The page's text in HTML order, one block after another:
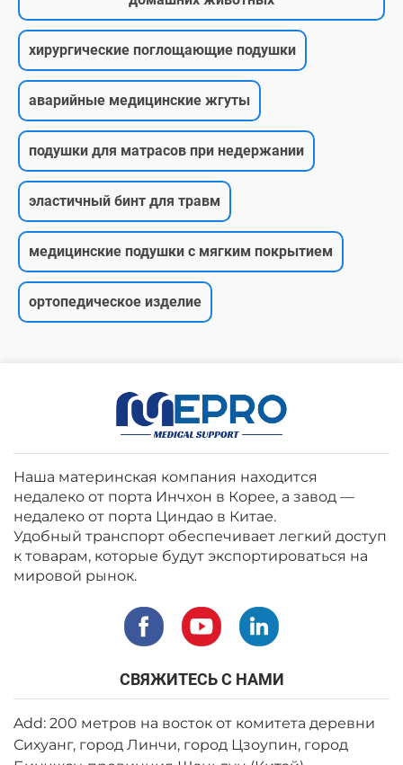
хирургические поглощающие подушки
аварийные медицинские жгуты
подушки для матрасов при недержании
эластичный бинт для травм
медицинские подушки с мягким покрытием
ортопедическое изделие
Наша материнская компания находится
недалеко от порта Инчхон в Корее, а завод —
недалеко от порта Циндао в Китае.
Удобный транспорт обеспечивает легкий доступ
к товарам, которые будут экспортироваться на
мировой рынок.
СВЯЖИТЕСЬ С НАМИ
Add: 200 метров на восток от комитета деревни
Сихуанг, город Линчи, город Цзоупин, город